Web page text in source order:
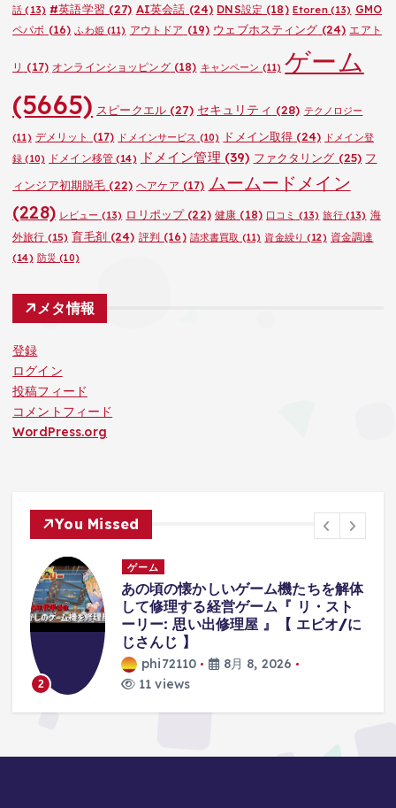
話 (13) #英語学習 (27) AI英会話 (24) DNS設定 (18) Etoren(13) GMO
ペパボ (16) ふわ姫(11) アウトドア (19) ウェブホスティング (24) エアト
リ (17) オンラインショッピング(18) キャンペーン (11) ゲーム
(5665) スピークエル(27) セキュリティ (28) テクノロジー
(11) デメリット (17) ドメインサービス (10) ドメイン取得 (24) ドメイン登
録 (10) ドメイン移管(14) ドメイン管理 (39) ファクタリング (25) フ
ィンジア初期脱毛 (22) ヘアケア (17) ムームードメイン
(228) レビュー (13) ロリポップ(22) 健康 (18) 口コミ (13) 旅行(13) 海
外旅行 (15) 育毛剤(24) 評判 (16) 請求書買取 (11) 資金繰り (12) 資金調達
(14) 防災 (10)
メタ情報
登録
ログイン
投稿フィード
コメントフィード
WordPress.org
You Missed
3
ゲーム
襲ってくる『オバケが可愛すぎて』集
中できないホラーゲーム。【八尺様が
いた夏休み | Hachishakusama】
phi72110
9 views